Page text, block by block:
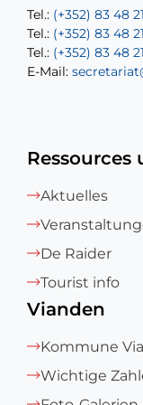
Tel.: (+352) 83 48
Tel.: (+352) 83 48
Tel.: (+352) 83 48
E-Mail:
Tel.: (+352) 83 48
Tel.: (+352) 83 48
E-Mail:
E-Mail:
Ressources
Aktuelles
De Raider
Tourist info
Vianden
Kommune
Wichtige